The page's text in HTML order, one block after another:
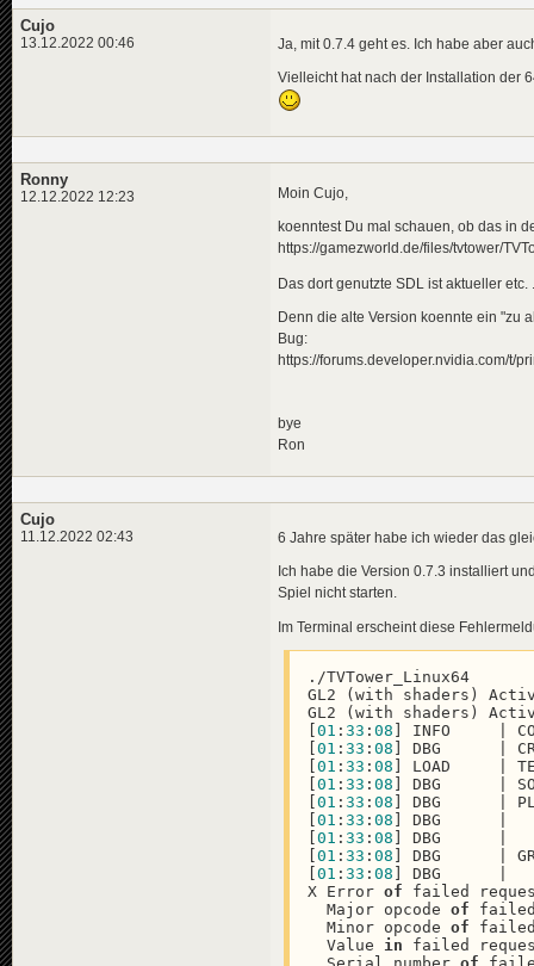
Cujo
13.12.2022 00:46 Ja, mit 0.7.4 geht es. Ich habe aber
Vielleicht hat nach der Installation der
Ronny
12.12.2022 12:23 Moin Cujo,
koenntest Du mal schauen, ob das in
https://gamezworld.de/files/tvtower/
Das dort genutzte SDL ist aktueller
Denn die alte Version koennte ein "zu
Bug:
https://forums.developer.nvidia.com/t/
bye
Ron
Cujo
11.12.2022 02:43 6 Jahre später habe ich wieder das
Ich habe die Version 0.7.3 installiert
Spiel nicht starten.
Im Terminal erscheint diese
./TVTower_Linux64
GL2 (with shaders)
GL2 (with shaders)
01 : 33 : 08 ] INFO     |
01 : 33 : 08 ] DBG      |
01 : 33 : 08 ] LOAD     |
01 : 33 : 08 ] DBG      |
01 : 33 : 08 ] DBG      |
01 : 33 : 08 ] DBG
01 : 33 : 08 ] DBG
01 : 33 : 08 ] DBG      |
01 : 33 : 08 ] DBG
X Error of failed
  Major opcode
of
  Minor opcode
of
  Value
in failed